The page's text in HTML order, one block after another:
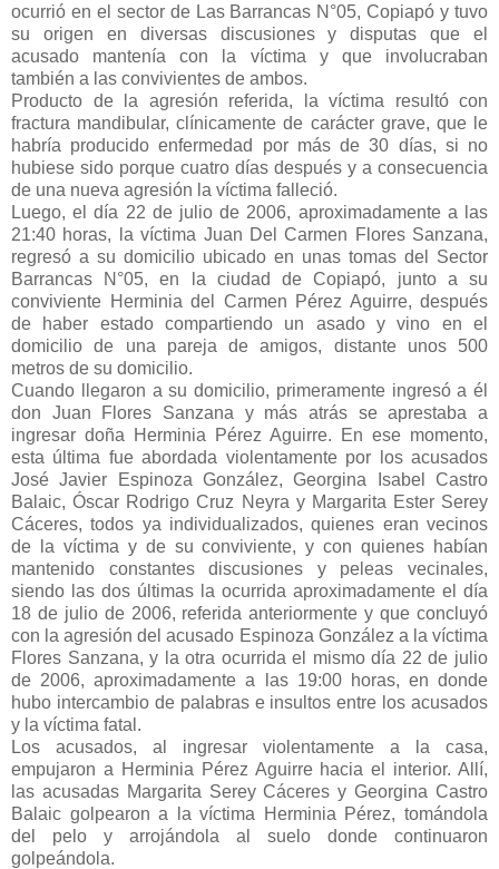
ocurrió en el sector de Las Barrancas N°05, Copiapó y tuvo
su origen en diversas discusiones y disputas que el
acusado mantenía con la víctima y que involucraban
también a las convivientes de ambos.
Producto de la agresión referida, la víctima resultó con
fractura mandibular, clínicamente de carácter grave, que le
habría producido enfermedad por más de 30 días, si no
hubiese sido porque cuatro días después y a consecuencia
de una nueva agresión la víctima falleció.
Luego, el día 22 de julio de 2006, aproximadamente a las
21:40 horas, la víctima Juan Del Carmen Flores Sanzana,
regresó a su domicilio ubicado en unas tomas del Sector
Barrancas N°05, en la ciudad de Copiapó, junto a su
conviviente Herminia del Carmen Pérez Aguirre, después
de haber estado compartiendo un asado y vino en el
domicilio de una pareja de amigos, distante unos 500
metros de su domicilio.
Cuando llegaron a su domicilio, primeramente ingresó a él
don Juan Flores Sanzana y más atrás se aprestaba a
ingresar doña Herminia Pérez Aguirre. En ese momento,
esta última fue abordada violentamente por los acusados
José Javier Espinoza González, Georgina Isabel Castro
Balaic, Óscar Rodrigo Cruz Neyra y Margarita Ester Serey
Cáceres, todos ya individualizados, quienes eran vecinos
de la víctima y de su conviviente, y con quienes habían
mantenido constantes discusiones y peleas vecinales,
siendo las dos últimas la ocurrida aproximadamente el día
18 de julio de 2006, referida anteriormente y que concluyó
con la agresión del acusado Espinoza González a la víctima
Flores Sanzana, y la otra ocurrida el mismo día 22 de julio
de 2006, aproximadamente a las 19:00 horas, en donde
hubo intercambio de palabras e insultos entre los acusados
y la víctima fatal.
Los acusados, al ingresar violentamente a la casa,
empujaron a Herminia Pérez Aguirre hacia el interior. Allí,
las acusadas Margarita Serey Cáceres y Georgina Castro
Balaic golpearon a la víctima Herminia Pérez, tomándola
del pelo y arrojándola al suelo donde continuaron
golpeándola.